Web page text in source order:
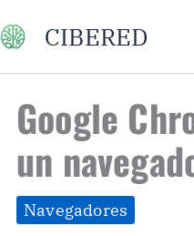
CIBERED
Google
un
Navegadores